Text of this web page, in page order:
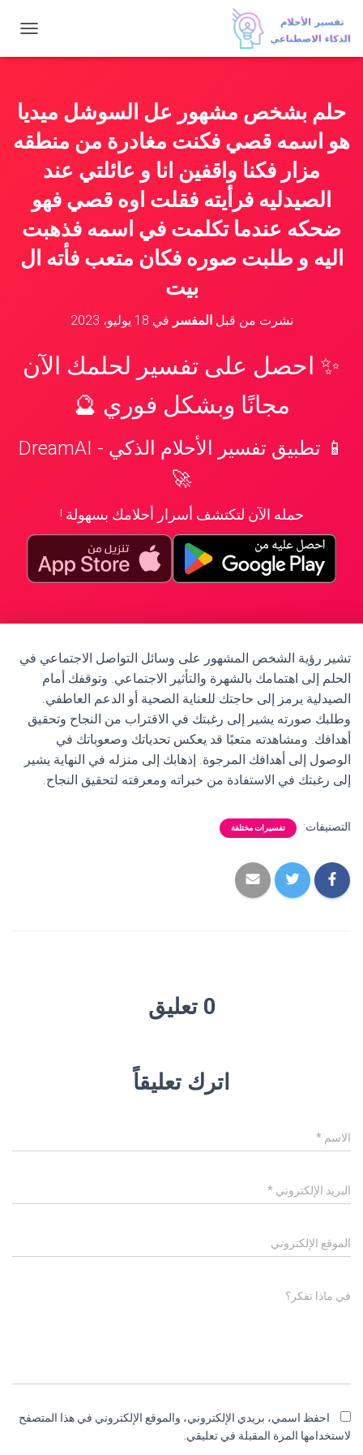
ب
ا
ل
ت
حلم بشخص مشهور عل السوشل ميديا
هو اسمه قصي فكنت مغادرة من منطقه
مزار فكنا واقفين انا و عائلتي عند
الصيدليه فرأيته فقلت اوه قصي فهو
ضحكه عندما تكلمت في اسمه فذهبت
اليه و طلبت صوره فكان متعب فأته ال
بيت
نشرت من قبلالمفسر في 18 يوليو، 2023
✨ احصل على تفسير لحلمك الآن
مجانًا وبشكل فوري 🔮
📱 تطبيق تفسير الأحلام الذكي - DreamAI
🚀
حمله الآن لتكتشف أسرار أحلامك بسهولة !
تشير رؤية الشخص المشهور على وسائل التواصل الاجتماعي في
الحلم إلى اهتمامك بالشهرة والتأثير الاجتماعي. وتوقفك أمام
الصيدلية يرمز إلى حاجتك للعناية الصحية أو الدعم العاطفي.
وطلبك صورته يشير إلى رغبتك في الاقتراب من النجاح وتحقيق
أهدافك. ومشاهدته متعبًا قد يعكس تحدياتك وصعوباتك في
الوصول إلى أهدافك المرجوة. إذهابك إلى منزله في النهاية يشير
إلى رغبتك في الاستفادة من خبراته ومعرفته لتحقيق النجاح.
التصنيفات: تفسيرات مختلفة
0 تعليق
اترك تعليقاً
الاسم *
البريد الإلكتروني *
الموقع الإلكتروني
في ماذا تفكر؟
احفظ اسمي، بريدي الإلكتروني، والموقع الإلكتروني في هذا المتصفح
لاستخدامها المرة المقبلة في تعليقي.